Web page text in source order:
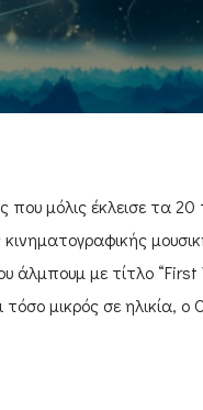
που μόλις έκλεισε τα 20
κινηματογραφικής
άλμπουμ με τίτλο “First
μικρός σε ηλικία, ο